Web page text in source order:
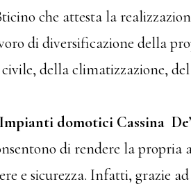
che attesta la
di diversificazione della
della climatizzazione,
Impianti domotici Cassina
di rendere la propria
e sicurezza. Infatti, grazie